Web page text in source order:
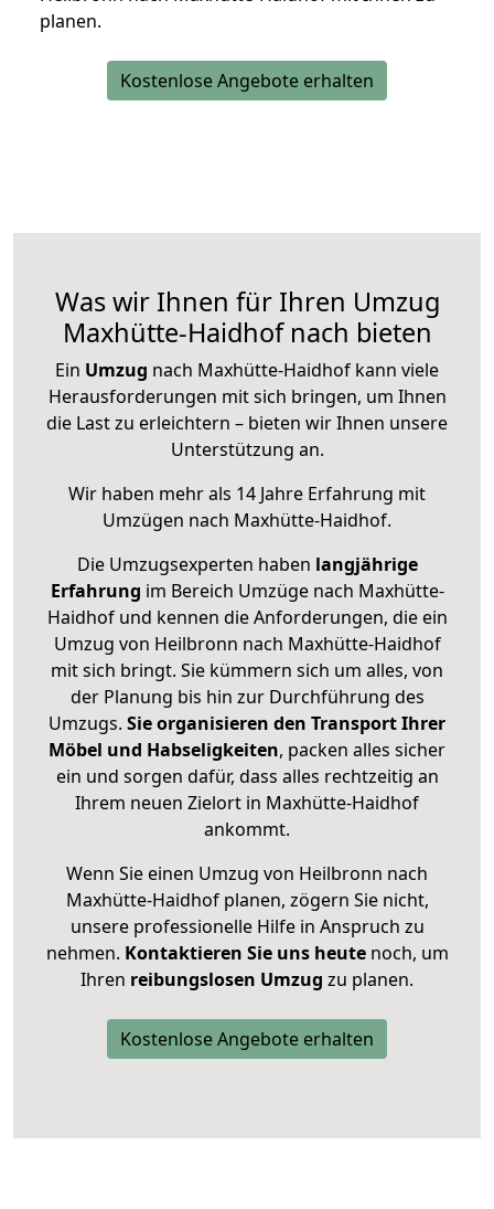
planen.
Kostenlose Angebote erhalten
Was wir Ihnen für Ihren Umzug
Maxhütte-Haidhof nach bieten
Ein Umzug nach Maxhütte-Haidhof kann viele
Herausforderungen mit sich bringen, um Ihnen
die Last zu erleichtern – bieten wir Ihnen unsere
Unterstützung an.
Wir haben mehr als 14 Jahre Erfahrung mit
Umzügen nach Maxhütte-Haidhof.
Die Umzugsexperten haben langjährige
Erfahrung im Bereich Umzüge nach Maxhütte-
Haidhof und kennen die Anforderungen, die ein
Umzug von Heilbronn nach Maxhütte-Haidhof
mit sich bringt. Sie kümmern sich um alles, von
der Planung bis hin zur Durchführung des
Umzugs. Sie organisieren den Transport Ihrer
Möbel und Habseligkeiten, packen alles sicher
ein und sorgen dafür, dass alles rechtzeitig an
Ihrem neuen Zielort in Maxhütte-Haidhof
ankommt.
Wenn Sie einen Umzug von Heilbronn nach
Maxhütte-Haidhof planen, zögern Sie nicht,
unsere professionelle Hilfe in Anspruch zu
nehmen. Kontaktieren Sie uns heutenoch, um
Ihren reibungslosen Umzug zu planen.
Kostenlose Angebote erhalten